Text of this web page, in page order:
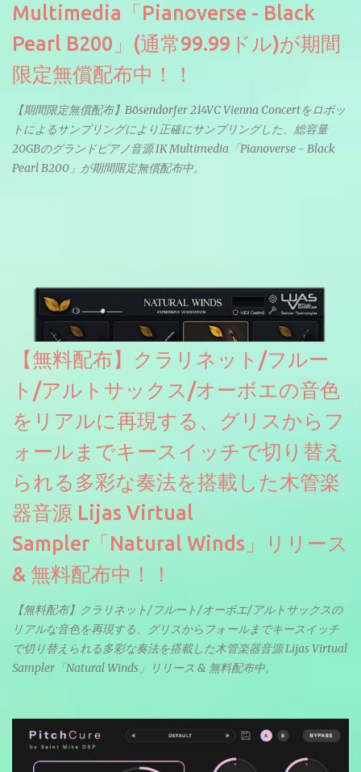
Multimedia「Pianoverse - Black
Pearl B200」(通常99.99ドル)が期間
限定無償配布中！！
【期間限定無償配布】Bösendorfer 214VC Vienna Concertをロボッ
トによるサンプリングにより正確にサンプリングした、総容量
20GBのグランドピアノ音源 IK Multimedia「Pianoverse - Black
Pearl B200」が期間限定無償配布中。
【無料配布】クラリネット/フルー
ト/アルトサックス/オーボエの音色
をリアルに再現する、グリスからフ
ォールまでキースイッチで切り替え
られる多彩な奏法を搭載した木管楽
器音源 Lijas Virtual
Sampler「Natural Winds」リリース
& 無料配布中！！
【無料配布】クラリネット/フルート/オーボエ/アルトサックスの
リアルな音色を再現する、グリスからフォールまでキースイッチ
で切り替えられる多彩な奏法を搭載した木管楽器音源 Lijas Virtual
Sampler「Natural Winds」リリース & 無料配布中。